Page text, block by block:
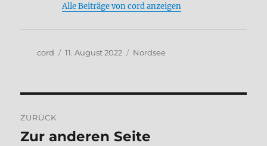
Alle Beiträge von cord anzeigen
Autor
cord
Veröffentlicht
11. August 2022 Kategorien
Nordsee
ZURÜCK
Vorheriger
Zur anderen Seite